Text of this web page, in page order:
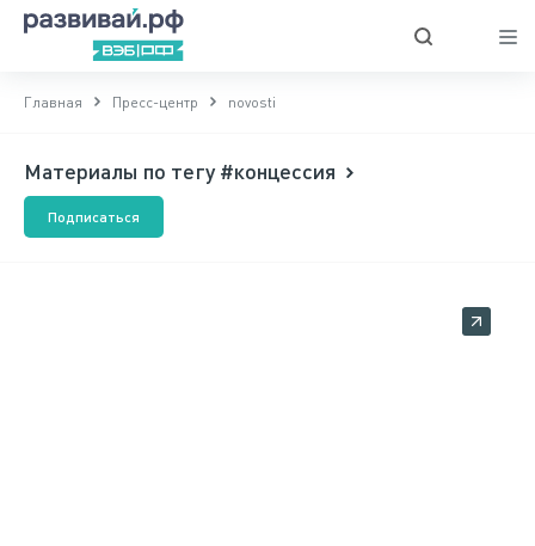
Главная Пресс-центр novosti
Материалы по тегу #концессия
Подписаться